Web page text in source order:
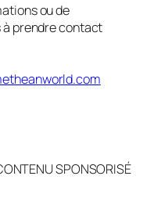
ou de
à prendre contact
SPONSORISÉ